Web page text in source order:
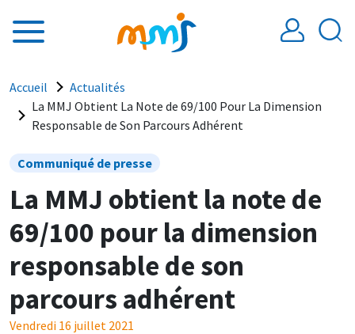
Fil d'Ariane
Accueil
Actualités
La MMJ Obtient La Note de 69/100 Pour La Dimension
Responsable de Son Parcours Adhérent
Communiqué de presse
La MMJ obtient la note de
69/100 pour la dimension
responsable de son
parcours adhérent
Vendredi 16 juillet 2021